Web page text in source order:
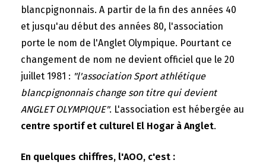
blancpignonnais. A partir de la fin des années 40
et jusqu'au début des années 80, l'association
porte le nom de l'Anglet Olympique. Pourtant ce
changement de nom ne devient officiel que le 20
juillet 1981 : "l'association Sport athlétique
blancpignonnais change son titre qui devient
ANGLET OLYMPIQUE". L'association est hébergée au
centre sportif et culturel El Hogar à Anglet.
En quelques chiffres, l'AOO, c'est :